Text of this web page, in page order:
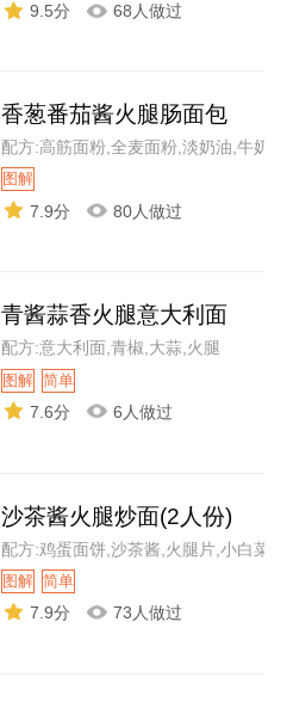
9.5分 68人做过
香葱番茄酱火腿肠面包
配方:高筋面粉,全麦面粉,淡奶油,牛奶
图解
7.9分 80人做过
青酱蒜香火腿意大利面
配方:意大利面,青椒,大蒜,火腿
图解 简单
7.6分 6人做过
沙茶酱火腿炒面(2人份)
配方:鸡蛋面饼,沙茶酱,火腿片,小白菜
图解 简单
7.9分 73人做过